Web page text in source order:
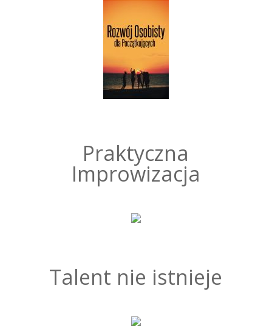
Praktyczna
Improwizacja
Talent nie istnieje